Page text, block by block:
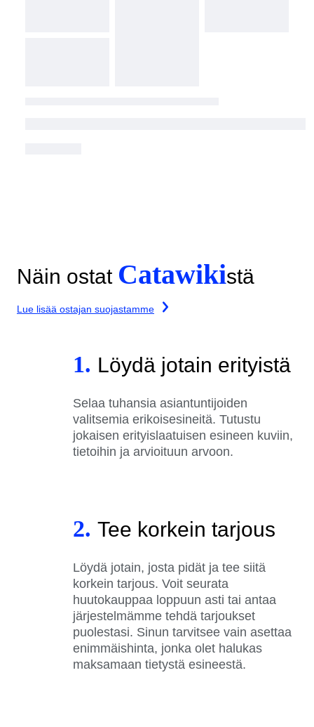
Näin ostat Catawikistä
Lue lisää ostajan suojastamme
1. Löydä jotain erityistä
Selaa tuhansia asiantuntijoiden
valitsemia erikoisesineitä. Tutustu
jokaisen erityislaatuisen esineen kuviin,
tietoihin ja arvioituun arvoon.
2. Tee korkein tarjous
Löydä jotain, josta pidät ja tee siitä
korkein tarjous. Voit seurata
huutokauppaa loppuun asti tai antaa
järjestelmämme tehdä tarjoukset
puolestasi. Sinun tarvitsee vain asettaa
enimmäishinta, jonka olet halukas
maksamaan tietystä esineestä.